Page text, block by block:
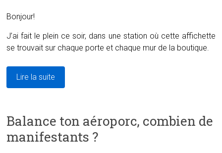
Bonjour!
J’ai fait le plein ce soir, dans une station où cette affichette
se trouvait sur chaque porte et chaque mur de la boutique.
Lire la suite
Balance ton aéroporc, combien de
manifestants ?